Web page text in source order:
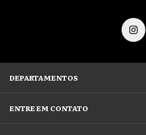
DEPARTAMENTOS
ENTRE EM CONTATO